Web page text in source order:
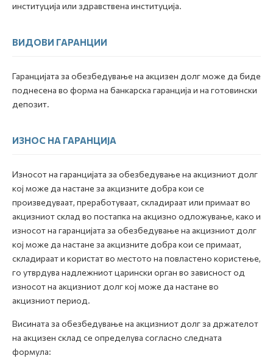
институција или здравствена институција.
ВИДОВИ ГАРАНЦИИ
Гаранцијата за обезбедување на акцизен долг може да биде
поднесена во форма на банкарска гаранција и на готовински
депозит.
ИЗНОС НА ГАРАНЦИЈА
Износот на гаранцијата за обезбедување на акцизниот долг
кој може да настане за акцизните добра кои се
произведуваат, преработуваат, складираат или примаат во
акцизниот склад во постапка на акцизно одложување, како и
износот на гаранцијата за обезбедување на акцизниот долг
кој може да настане за акцизните добра кои се примаат,
складираат и користат во местото на повластено користење,
го утврдува надлежниот царински орган во зависност од
износот на акцизниот долг кој може да настане во
акцизниот период.
Висината за обезбедување на акцизниот долг за држателот
на акцизен склад се определува согласно следната
формула: